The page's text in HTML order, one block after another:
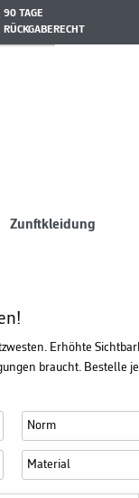
90 TAGE
RÜCKGABERECHT
Zunftkleidung
Erhöhte
braucht. Bestelle
Norm
Material